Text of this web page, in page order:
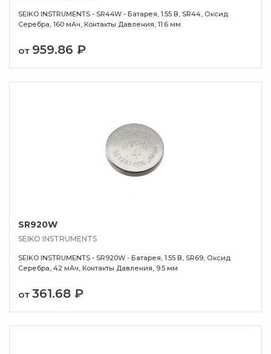
SEIKO INSTRUMENTS - SR44W - Батарея, 1.55 В, SR44, Оксид
Серебра, 160 мАч, Контакты Давления, 11.6 мм
от 959.86 ₽
SR920W
SEIKO INSTRUMENTS
SEIKO INSTRUMENTS - SR920W - Батарея, 1.55 В, SR69, Оксид
Серебра, 42 мАч, Контакты Давления, 9.5 мм
от 361.68 ₽